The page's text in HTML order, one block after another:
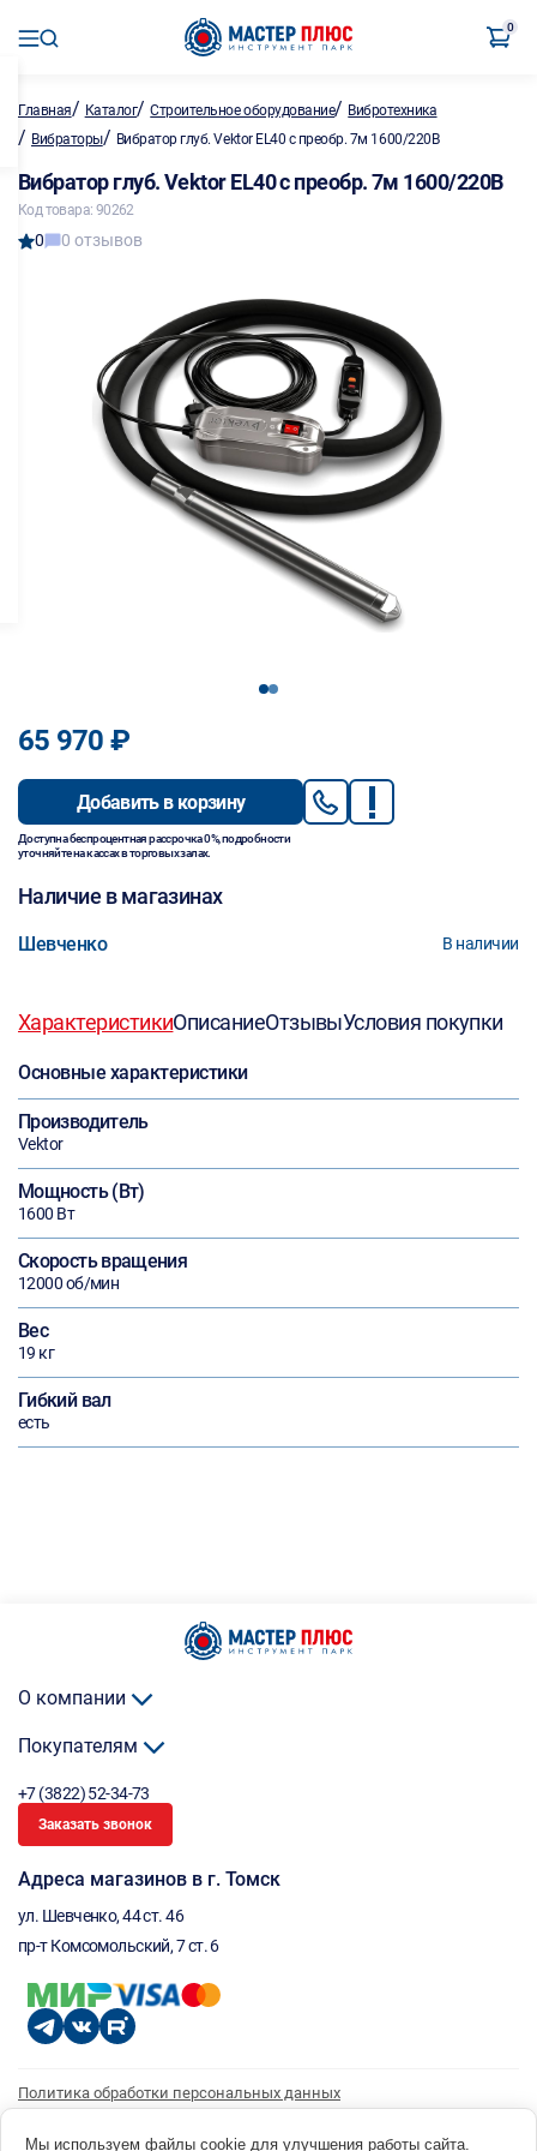
0
Главная/ Каталог/Строительное оборудование/ Вибротехника
/ Вибраторы/ Вибратор глуб. Vektor EL40 с преобр. 7м 1600/220В
Вибратор глуб. Vektor EL40 с преобр. 7м 1600/220В
Код товара: 90262
0 0 отзывов
12
65 970 ₽
Добавить в корзину
Доступна беспроцентная рассрочка 0%, подробности
уточняйте на кассах в торговых залах.
Наличие в магазинах
Шевченко В наличии
ХарактеристикиОписаниеОтзывыУсловия покупки
Основные характеристики
Производитель
Vektor
Мощность (Вт)
1600 Вт
Скорость вращения
12000 об/мин
Вес
19 кг
Гибкий вал
есть
О компании
Покупателям
+7 (3822) 52-34-73
Заказать звонок
Адреса магазинов в г. Томск
ул. Шевченко, 44 ст. 46
пр-т Комсомольский, 7 ст. 6
Политика обработки персональных данных
Согласие на получение рассылки
Мы используем файлы cookie для улучшения работы сайта.